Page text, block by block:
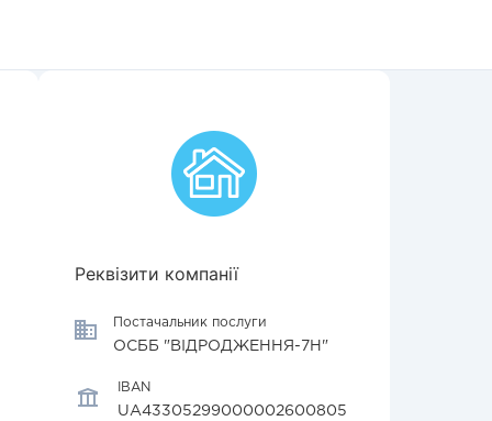
Реквізити компанії
Постачальник послуги
ОСББ "ВІДРОДЖЕННЯ-7Н"
IBAN
UA43305299000002600805